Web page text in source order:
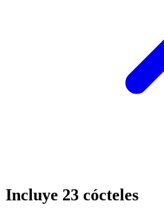
Incluye 23 cócteles